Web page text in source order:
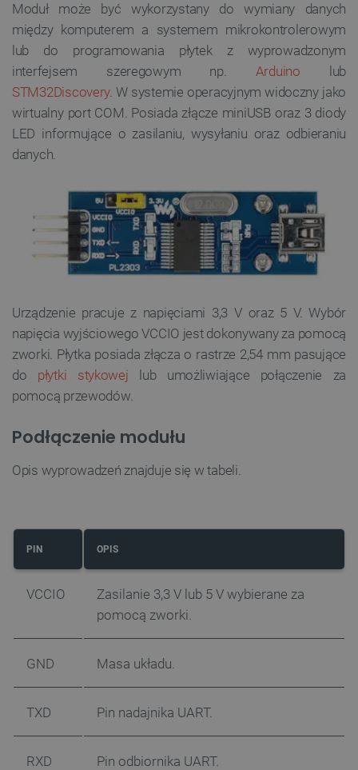
Moduł może być wykorzystany do wymiany danych
między komputerem a systemem mikrokontrolerowym
lub do programowania płytek z wyprowadzonym
interfejsem szeregowym np. Arduino lub
STM32Discovery. W systemie operacyjnym widoczny jako
wirtualny port COM. Posiada złącze miniUSB oraz 3 diody
LED informujące o zasilaniu, wysyłaniu oraz odbieraniu
danych.
Urządzenie pracuje z napięciami 3,3 V oraz 5 V. Wybór
napięcia wyjściowego VCCIO jest dokonywany za pomocą
zworki. Płytka posiada złącza o rastrze 2,54 mm pasujące
do płytki stykowej lub umożliwiające połączenie za
pomocą przewodów.
Podłączenie modułu
Opis wyprowadzeń znajduje się w tabeli.
PIN OPIS
VCCIO
Zasilanie 3,3 V lub 5 V wybierane za
pomocą zworki.
GND Masa układu.
TXD Pin nadajnika UART.
RXD Pin odbiornika UART.